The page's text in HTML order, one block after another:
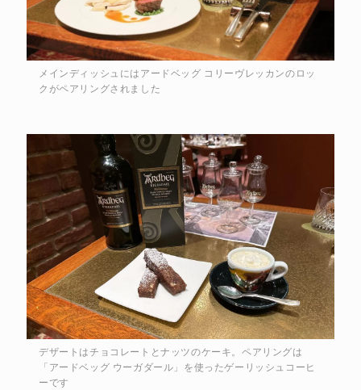
メインディッシュにはアードベッグ コリーヴレッカンのロッ
クがペアリングされました
デザートはチョコレートとナッツのケーキ。ペアリングは
「アードベッグ ウーガダール」を使ったゲーリッシュコーヒ
ーです